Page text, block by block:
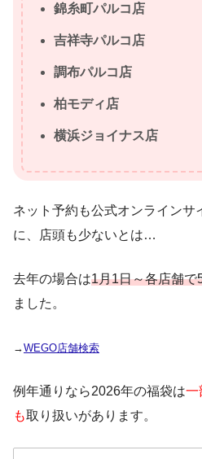
錦糸町パルコ店
吉祥寺パルコ店
調布パルコ店
柏モディ店
横浜ジョイナス店
ネット予約も公式オンラインサ
に、店頭も少ないとは…
去年の場合は1月1日～各店舗で
ました。
→WEGO店舗検索
例年通りなら2026年の福袋は一
も取り扱いがあります。